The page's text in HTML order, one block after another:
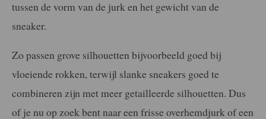
tussen de vorm van de jurk en het gewicht van de
sneaker.
Zo passen grove silhouetten bijvoorbeeld goed bij
vloeiende rokken, terwijl slanke sneakers goed te
combineren zijn met meer getailleerde silhouetten. Dus
of je nu op zoek bent naar een frisse overhemdjurk of een